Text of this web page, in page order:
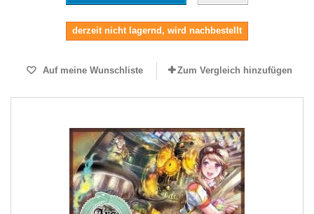
derzeit nicht lagernd, wird nachbestellt
Auf meine Wunschliste Zum Vergleich hinzufügen